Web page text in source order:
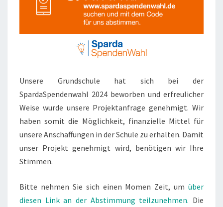
Unsere Grundschule hat sich bei der
SpardaSpendenwahl 2024 beworben und erfreulicher
Weise wurde unsere Projektanfrage genehmigt. Wir
haben somit die Möglichkeit, finanzielle Mittel für
unsere Anschaffungen in der Schule zu erhalten. Damit
unser Projekt genehmigt wird, benötigen wir Ihre
Stimmen.
Bitte nehmen Sie sich einen Momen Zeit, um über
diesen Link an der Abstimmung teilzunehmen. Die